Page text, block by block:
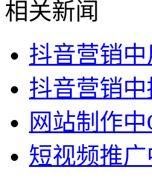
相关新闻
抖音营销
抖音营销
网站制作
短视频推